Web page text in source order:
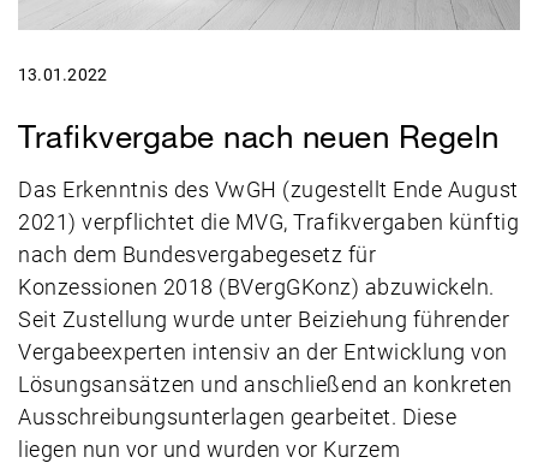
13.01.2022
Trafikvergabe nach neuen Regeln
Das Erkenntnis des VwGH (zugestellt Ende August
2021) verpflichtet die MVG, Trafikvergaben künftig
nach dem Bundesvergabegesetz für
Konzessionen 2018 (BVergGKonz) abzuwickeln.
Seit Zustellung wurde unter Beiziehung führender
Vergabeexperten intensiv an der Entwicklung von
Lösungsansätzen und anschließend an konkreten
Ausschreibungsunterlagen gearbeitet. Diese
liegen nun vor und wurden vor Kurzem